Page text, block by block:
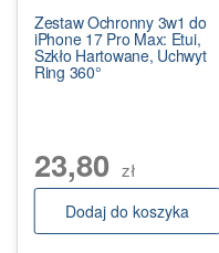
Zestaw Ochronny 3w1 do
iPhone 17 Pro Max: Etui,
Szkło Hartowane, Uchwyt
Ring 360°
23,80 zł
Dodaj do koszyka